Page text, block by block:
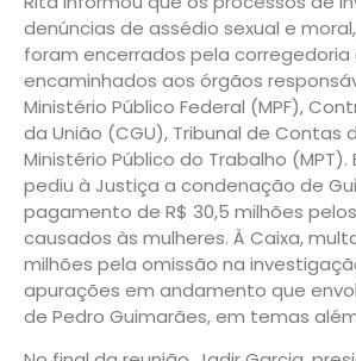
denúncias de assédio sexual e
foram encerrados pela
encaminhados aos órgãos
Ministério Público Federal (MPF),
da União (CGU), Tribunal de Contas
Ministério Público do Trabalho (MPT).
pediu à Justiça a condenação de
pagamento de R$ 30,5 milhões
causados às mulheres. À Caixa,
milhões pela omissão na
apurações em andamento que
de Pedro Guimarães, em temas